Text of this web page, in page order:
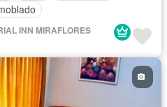
INN MIRAFLORES